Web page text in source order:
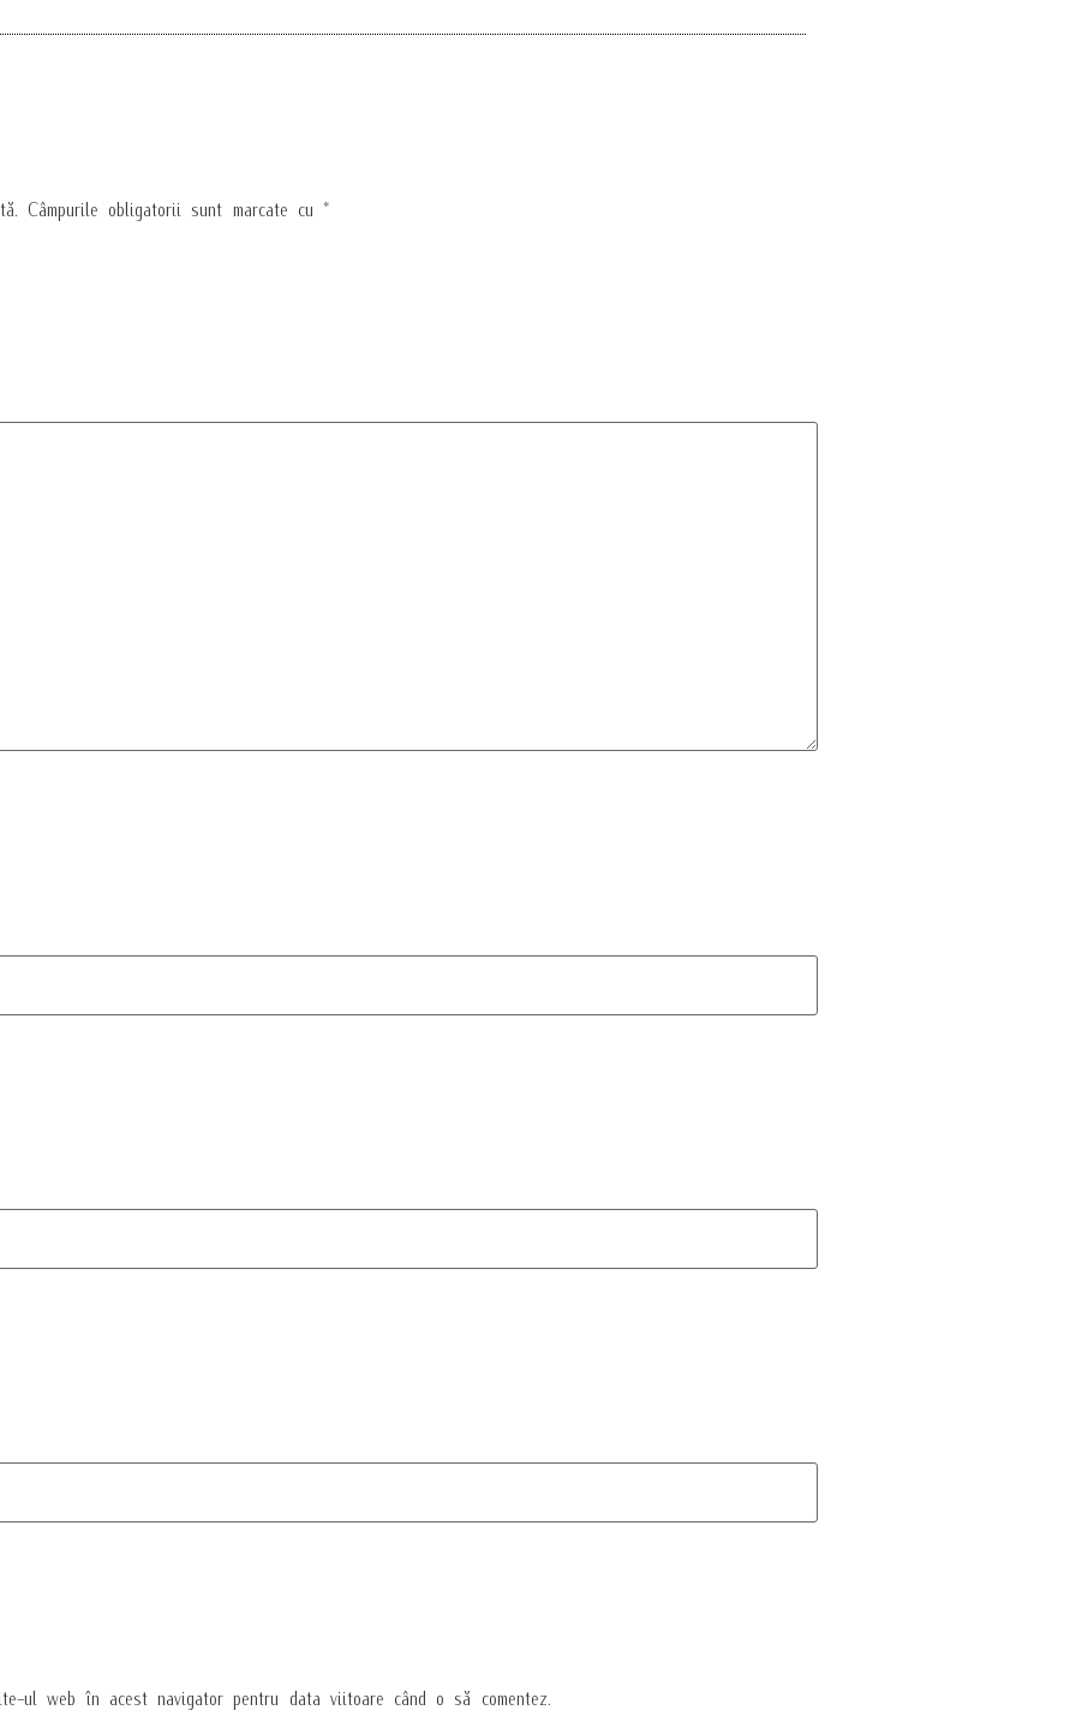
Câmpurile obligatorii sunt marcate cu *
ul web în acest navigator pentru data viitoare când o să comentez.